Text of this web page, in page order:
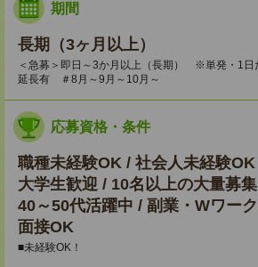
期間
長期（3ヶ月以上）
＜急募＞即日～3か月以上（長期） ※単発・1
延長有 ＃8月～9月～10月～
応募資格・条件
職種未経験OK / 社会人未経験
大学生歓迎 / 10名以上の大量募
40～50代活躍中 / 副業・Wワー
面接OK
■未経験OK！